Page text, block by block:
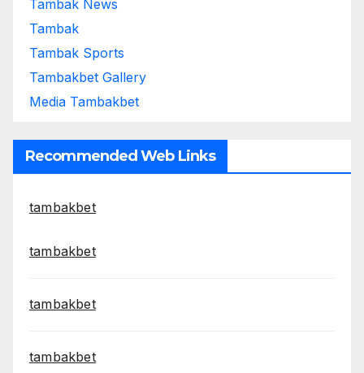
Tambak News
Tambak
Tambak Sports
Tambakbet Gallery
Media Tambakbet
Recommended Web Links
tambakbet
tambakbet
tambakbet
tambakbet